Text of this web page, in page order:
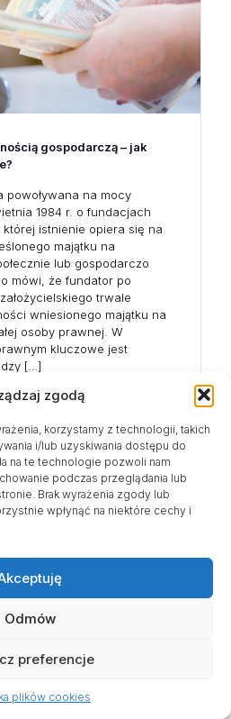
zgodą
korzystamy z technologii, takich
i/lub uzyskiwania dostępu do
na te technologie pozwoli nam
podczas przeglądania lub
Brak wyrażenia zgody lub
wpłynąć na niektóre cechy i
Odmów
preferencje
plików cookies
gospodarczą – jak
powoływana na mocy
1984 r. o fundacjach
istnienie opiera się na
majątku na
lub gospodarczo
mówi, że fundator po
trwale
wniesionego majątku na
osoby prawnej. W
kluczowe jest
[…]